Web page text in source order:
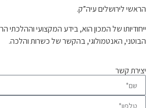
הראשי לירושלים עיה”ק.
ייחודיותו של המכון הוא, בידע המקצועי וההלכתי
הבוטני, האנטמולוגי, בהקשר של כשרות והלכה.
יצירת קשר